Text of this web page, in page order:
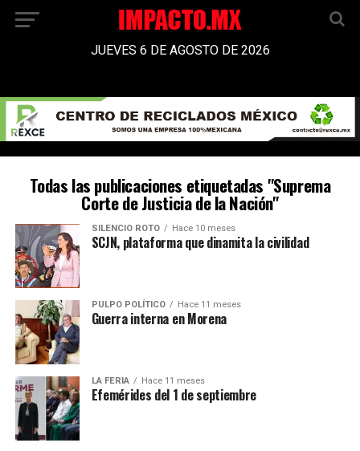
JUEVES 6 DE AGOSTO DE 2026
Todas las publicaciones etiquetadas "Suprema
Corte de Justicia de la Nación"
SILENCIO ROTO Hace 10 meses
SCJN, plataforma que dinamita la civilidad
PULPO POLÍTICO Hace 11 meses
Guerra interna en Morena
LA FERIA Hace 11 meses
Efemérides del 1 de septiembre